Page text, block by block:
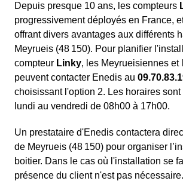
Depuis presque 10 ans, les compteurs
progressivement déployés en France,
offrant divers avantages aux différents
Meyrueis (48 150). Pour planifier
compteur Linky, les Meyrueisiennes et
peuvent contacter Enedis au
choisissant l'option 2. Les horaires
lundi au vendredi de 08h00 à 17h00.
Un prestataire d'Enedis contactera
de Meyrueis (48 150) pour organiser
boitier. Dans le cas où l'installation se
présence du client n'est pas